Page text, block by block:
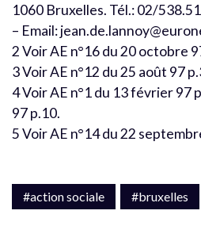
1060 Bruxelles. Tél.: 02/
– Email:
2 Voir AE n°16 du 20 octobre
3 Voir AE n°12 du 25 août 97
4 Voir AE n°1 du 13 février 97
97 p.10.
5 Voir AE n°14 du 22
#action sociale #bruxelles